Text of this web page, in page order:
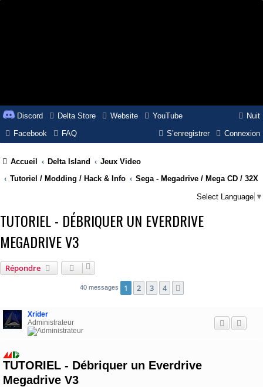
Nuit
Discord Delta Store Website
YouTube
Facebook
FAQ Connexion
S’enregistrer
Accueil Delta Island
Jeux Video
Tutoriel / Modding / Hack & Info
Sega - Megadrive / Mega CD / 32X
Select Language ▼
TUTORIEL - DÉBRIQUER UN EVERDRIVE
MEGADRIVE V3
Répondre
40 messages 1 2 3 4
Xrider
Administrateur
TUTORIEL - Débriquer un Everdrive
Megadrive V3